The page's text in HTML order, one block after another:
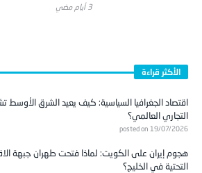
3 أيام ‎مضي
الأكثر قراءة
اقتصاد الجغرافيا السياسية: كيف يعيد الشرق الأوسط
التجاري العالمي؟
posted on 19/07/2026
هجوم إيران على الكويت: لماذا فتحت طهران جبهة
التحتية في الخليج؟